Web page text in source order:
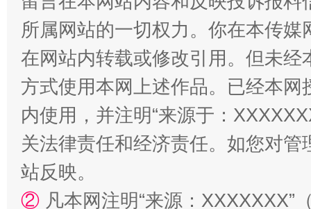
“蜀中异人”王建安的艺术幻境
所属网站的一切权力。你在本传
在网站内转载或修改引用。但未
方式使用本网上述作品。已经本
内使用，并注明“来源于：
关法律责任和经济责任。如您对
站反映。
② 凡本网注明“来源：